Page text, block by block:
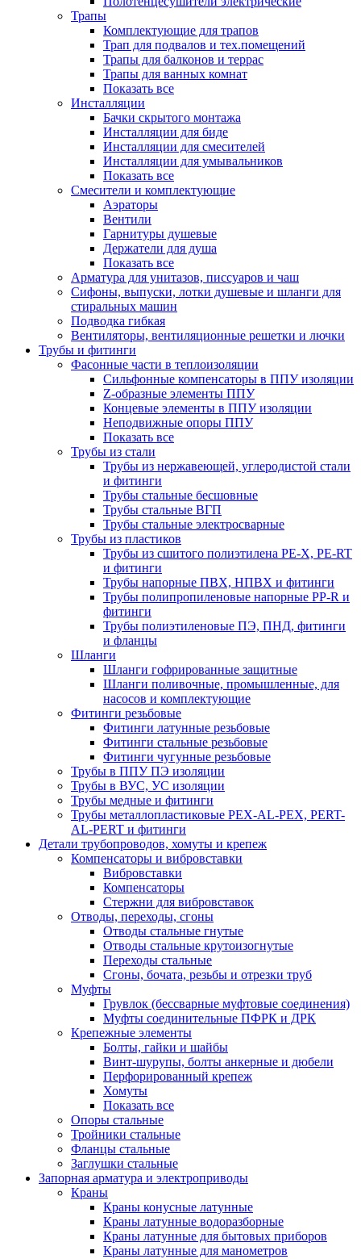
Трапы
Комплектующие для трапов
Трап для подвалов и тех.помещений
Трапы для балконов и террас
Трапы для ванных комнат
Показать все
Инсталляции
Бачки скрытого монтажа
Инсталляции для биде
Инсталляции для смесителей
Инсталляции для умывальников
Показать все
Смесители и комплектующие
Аэраторы
Вентили
Гарнитуры душевые
Держатели для душа
Показать все
Арматура для унитазов, писсуаров и чаш
Сифоны, выпуски, лотки душевые и шланги для
стиральных машин
Подводка гибкая
Вентиляторы, вентиляционные решетки и лючки
Трубы и фитинги
Фасонные части в теплоизоляции
Cильфонные компенсаторы в ППУ изоляции
Z-образные элементы ППУ
Концевые элементы в ППУ изоляции
Неподвижные опоры ППУ
Показать все
Трубы из стали
Трубы из нержавеющей, углеродистой стали
и фитинги
Трубы стальные бесшовные
Трубы стальные ВГП
Трубы стальные электросварные
Трубы из пластиков
Трубы из сшитого полиэтилена PE-X, PE-RT
и фитинги
Трубы напорные ПВХ, НПВХ и фитинги
Трубы полипропиленовые напорные PP-R и
фитинги
Трубы полиэтиленовые ПЭ, ПНД, фитинги
и фланцы
Шланги
Шланги гофрированные защитные
Шланги поливочные, промышленные, для
насосов и комплектующие
Фитинги резьбовые
Фитинги латунные резьбовые
Фитинги стальные резьбовые
Фитинги чугунные резьбовые
Трубы в ППУ ПЭ изоляции
Трубы в ВУС, УС изоляции
Трубы медные и фитинги
Трубы металлопластиковые PEX-AL-PEX, PERT-
AL-PERT и фитинги
Детали трубопроводов, хомуты и крепеж
Компенсаторы и вибровставки
Вибровставки
Компенсаторы
Стержни для вибровставок
Отводы, переходы, сгоны
Отводы стальные гнутые
Отводы стальные крутоизогнутые
Переходы стальные
Сгоны, бочата, резьбы и отрезки труб
Муфты
Грувлок (бессварные муфтовые соединения)
Муфты соединительные ПФРК и ДРК
Крепежные элементы
Болты, гайки и шайбы
Винт-шурупы, болты анкерные и дюбели
Перфорированный крепеж
Хомуты
Показать все
Опоры стальные
Тройники стальные
Фланцы стальные
Заглушки стальные
Запорная арматура и электроприводы
Краны
Краны конусные латунные
Краны латунные водоразборные
Краны латунные для бытовых приборов
Краны латунные для манометров